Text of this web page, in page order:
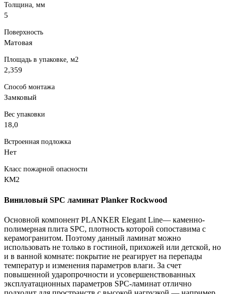
Толщина, мм
5
Поверхность
Матовая
Площадь в упаковке, м2
2,359
Способ монтажа
Замковый
Вес упаковки
18,0
Встроенная подложка
Нет
Класс пожарной опасности
КМ2
Виниловый SPC ламинат Planker Rockwood
Основной компонент PLANKER Elegant Line— каменно-
полимерная плита SPC, плотность которой сопоставима с
керамогранитом. Поэтому данный ламинат можно
использовать не только в гостиной, прихожей или детской, но
и в ванной комнате: покрытие не реагирует на перепады
температур и изменения параметров влаги. За счет
повышенной ударопрочности и усовершенствованных
эксплуатационных параметров SPC-ламинат отлично